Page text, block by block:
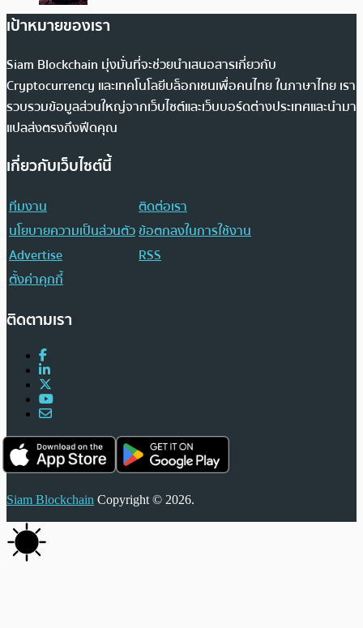
เป้าหมายของเรา
Siam Blockchain มุ่งมั่นที่จะช่วยนำเสนอสารเกี่ยวกับ
Cryptocurrency และเทคโนโลยีบล็อกเชนเพื่อคนไทย ในภาษาไทย เรา
รวบรวมข้อมูลส่วนใหญ่จากเว็บไซต์และเว็บบอร์ดต่างประเทศและนำมา
แปลส่งตรงถึงฟีดคุณ
เกี่ยวกับเว็บไซต์นี้
ทีมงาน
ติดต่อเรา
นโยบายความเป็นส่วนตัวข้อตกลงในการใช้งาน
Advertise
RSS
ตั้งค่าคุกกี้
ติดตามเรา
Siam Blockchain Copyright © 2026.